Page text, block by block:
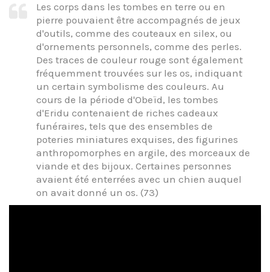
Les corps dans les tombes en terre ou en
pierre pouvaient être accompagnés de jeux
d'outils, comme des couteaux en silex, ou
d'ornements personnels, comme des perles.
Des traces de couleur rouge sont également
fréquemment trouvées sur les os, indiquant
un certain symbolisme des couleurs. Au
cours de la période d'Obeïd, les tombes
d'Eridu contenaient de riches cadeaux
funéraires, tels que des ensembles de
poteries miniatures exquises, des figurines
anthropomorphes en argile, des morceaux de
viande et des bijoux. Certaines personnes
avaient été enterrées avec un chien auquel
on avait donné un os. (73)